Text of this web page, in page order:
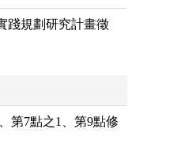
踐規劃研究計畫徵
第7點之1、第9點修